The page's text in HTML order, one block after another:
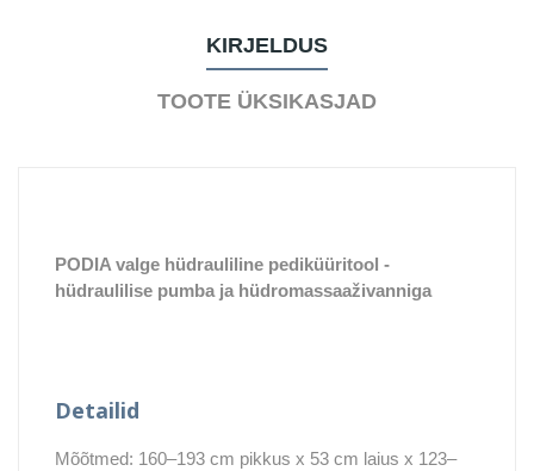
KIRJELDUS
TOOTE ÜKSIKASJAD
PODIA valge hüdrauliline pediküüritool -
hüdraulilise pumba ja hüdromassaaživanniga
Detailid
Mõõtmed: 160–193 cm pikkus x 53 cm laius x 123–